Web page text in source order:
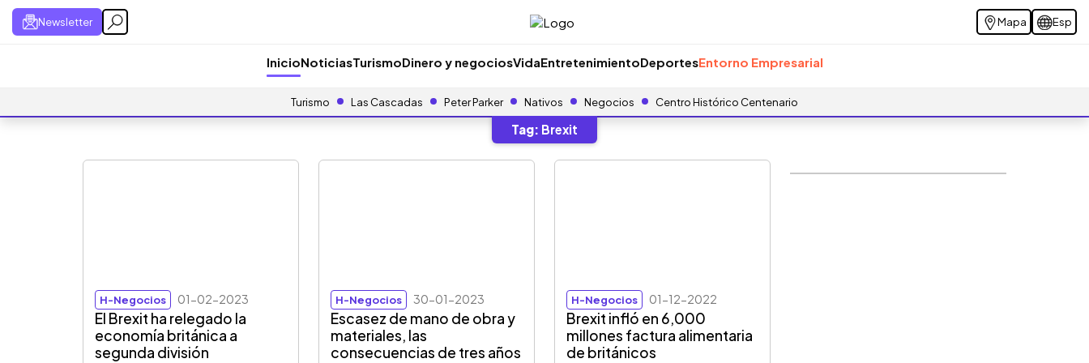
Newsletter Mapa Esp
InicioNoticiasTurismoDinero y negociosVidaEntretenimientoDeportesEntorno Empresarial
Turismo Las Cascadas Peter Parker Nativos Negocios Centro Histórico Centenario
Tag: Brexit
H-Negocios 01-02-2023
El Brexit ha relegado la
economía británica a
segunda división
H-Negocios 30-01-2023
Escasez de mano de obra y
materiales, las
consecuencias de tres años
H-Negocios 01-12-2022
Brexit infló en 6,000
millones factura alimentaria
de británicos